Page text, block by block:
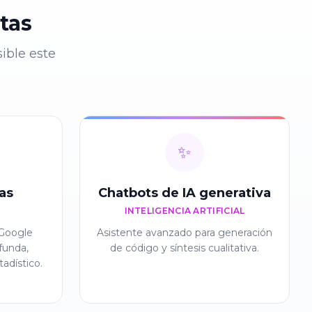
este
✨
Chatbots de IA generativa
INTELIGENCIA ARTIFICIAL
Asistente avanzado para generación
de código y síntesis cualitativa.